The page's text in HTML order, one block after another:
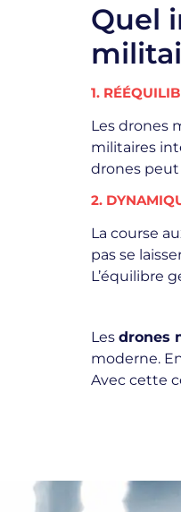
Quel
1.
Les drones
militaires
drones peut
2.
La course
pas se
L’équilibre
Les drones
moderne.
Avec cette